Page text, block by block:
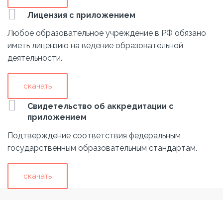
Лицензия с приложением
Любое образовательное учреждение в РФ обязано
иметь лицензию на ведение образовательной
деятельности.
скачать
Свидетельство об аккредитации с
приложением
Подтверждение соответствия федеральным
государственным образовательным стандартам.
скачать